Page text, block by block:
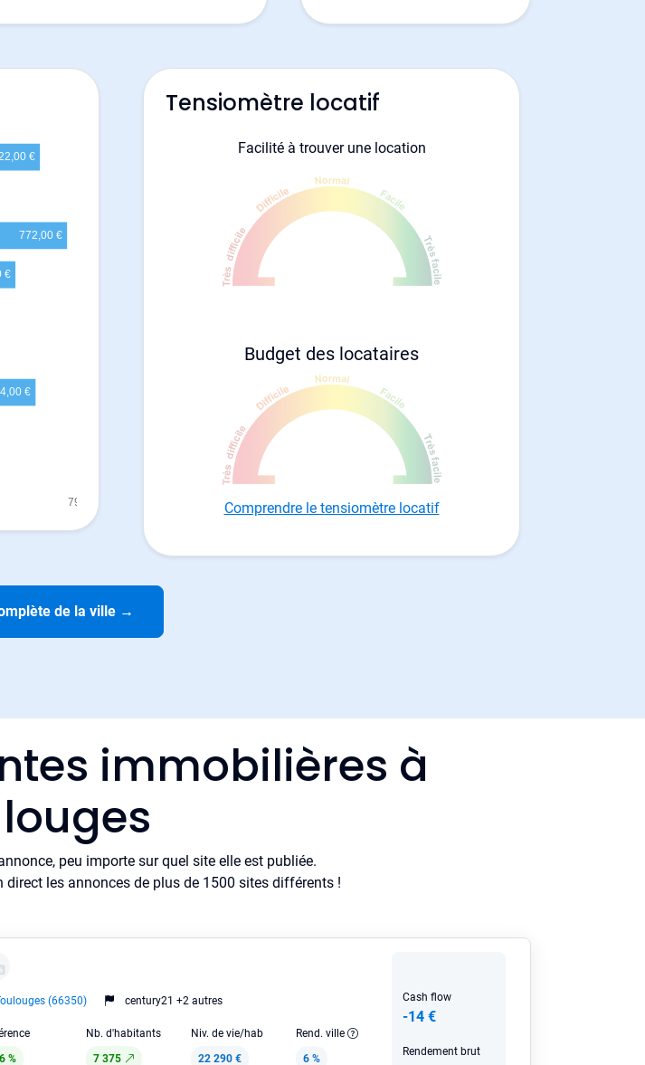
Tensiomètre locatif
Facilité à trouver une location
Budget des locataires
Comprendre le tensiomètre locatif
de la ville →
immobilières à
peu importe sur quel site elle est publiée.
direct les annonces de plus de 1500 sites différents !
(66350) century21 +2 autres
%
Nb. d'habitants
7 375
Niv. de vie/hab
22 290 €
Rend. ville
6 %
Cash flow
-14 €
Rendement brut